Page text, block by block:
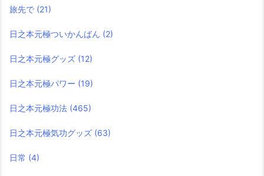
旅先で (21)
日之本元極ついかんばん (2)
日之本元極グッズ (12)
日之本元極パワー (19)
日之本元極功法 (465)
日之本元極気功グッズ (63)
日常 (4)